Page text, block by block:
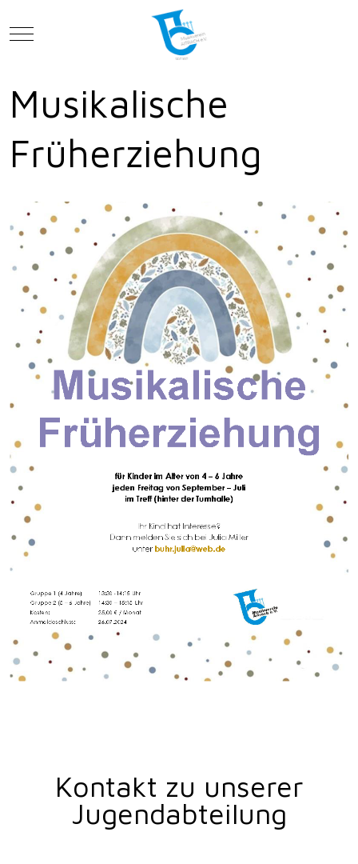
Mobile Menu Toggle
Musikalische
Früherziehung
Kontakt zu unserer
Jugendabteilung